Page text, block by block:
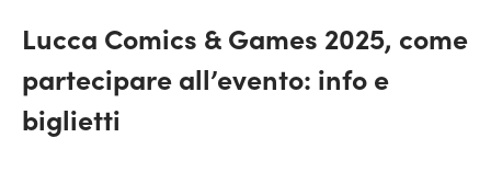
Lucca Comics & Games 2025, come
partecipare all’evento: info e
biglietti